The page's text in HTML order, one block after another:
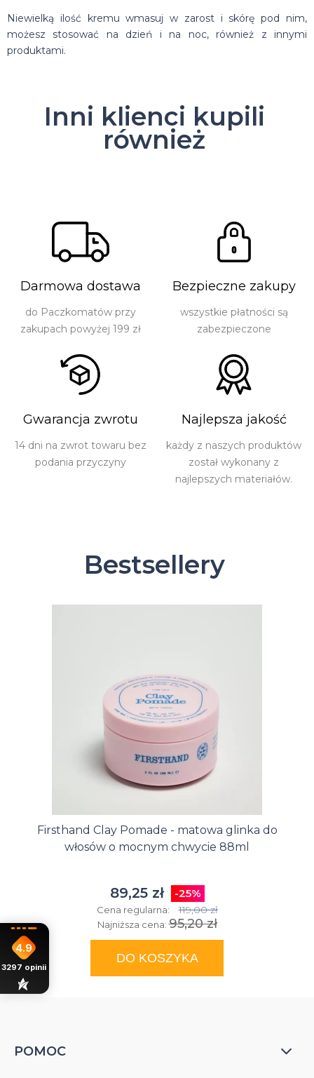
Niewielką ilość kremu wmasuj w zarost i skórę pod nim,
możesz stosować na dzień i na noc, również z innymi
produktami.
Inni klienci kupili
również
Darmowa dostawa
do Paczkomatów przy
zakupach powyżej 199 zł
Bezpieczne zakupy
wszystkie płatności są
zabezpieczone
Gwarancja zwrotu
14 dni na zwrot towaru bez
podania przyczyny
Najlepsza jakość
każdy z naszych produktów
został wykonany z
najlepszych materiałów.
Bestsellery
Firsthand Clay Pomade - matowa glinka do
włosów o mocnym chwycie 88ml
89,25 zł -25%
Cena regularna: 119,00 zł
Najniższa cena:95,20 zł
DO KOSZYKA
POMOC
4.9
3297 opinii